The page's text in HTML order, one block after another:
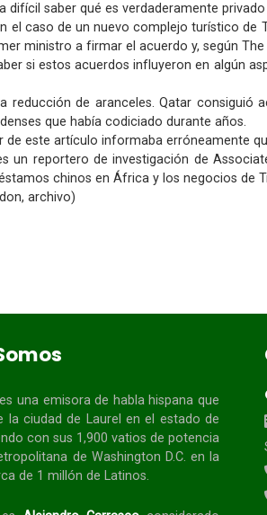
difícil saber qué es verdaderamente
el caso de un nuevo complejo turístico de
ministro a firmar el acuerdo y, según
si estos acuerdos influyeron en algún
reducción de aranceles. Qatar consiguió
que había codiciado durante años.
de este artículo informaba erróneamente
un reportero de investigación de
chinos en África y los negocios de
archivo)
una emisora de habla hispana que
la ciudad de Laurel en el estado de
con sus 1,900 vatios de potencia
de Washington D.C. en la
de 1 millón de Latinos.